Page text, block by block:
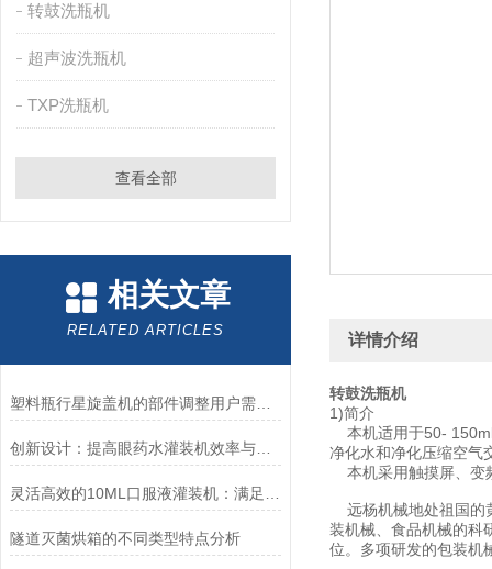
转鼓洗瓶机
超声波洗瓶机
TXP洗瓶机
查看全部
相关文章
RELATED ARTICLES
塑料瓶行星旋盖机的部件调整用户需学会
创新设计：提高眼药水灌装机效率与产量的策略
隧道灭菌烘箱的不同类型特点分析
详情介绍
转鼓洗瓶机
1)简介
本机适用于50- 150ml
净化水和净化压缩空气
本机采用触摸屏、变
远杨机械地处祖国的
装机械、食品机械的科
位。多项研发的包装机